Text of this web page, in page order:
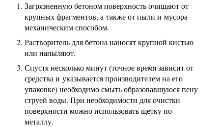
Загрязненную бетоном поверхность очищают от
крупных фрагментов, а также от пыли и мусора
механическим способом.
Растворитель для бетона наносят крупной кистью
или напыляют.
Спустя несколько минут (точное время зависит от
средства и указывается производителем на его
упаковке) необходимо смыть образовавшуюся пену
струей воды. При необходимости для очистки
поверхности можно использовать щетку по
металлу.